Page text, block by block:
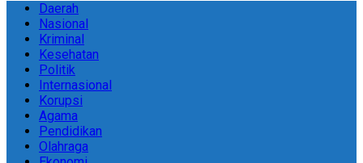
Daerah
Nasional
Kriminal
Kesehatan
Politik
Internasional
Korupsi
Agama
Pendidikan
Olahraga